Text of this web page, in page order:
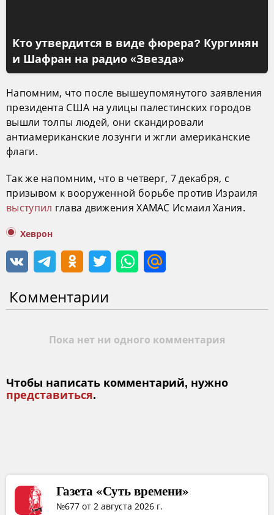
Кто утвердится в виде фюрера? Кургинян
и Шафран на радио «Звезда»
Напомним, что после вышеупомянутого заявления
президента США на улицы палестинских городов
вышли толпы людей, они скандировали
антиамериканские лозунги и жгли американские
флаги.
Так же напомним, что в четверг, 7 декабря, с
призывом к вооруженной борьбе против Израиля
выступил глава движения ХАМАС Исмаил Хания.
Хеврон
Комментарии
Пока нет ни одного комментария
Чтобы написать комментарий, нужно
представиться.
Газета «Суть времени»
№677 от 2 августа 2026 г.